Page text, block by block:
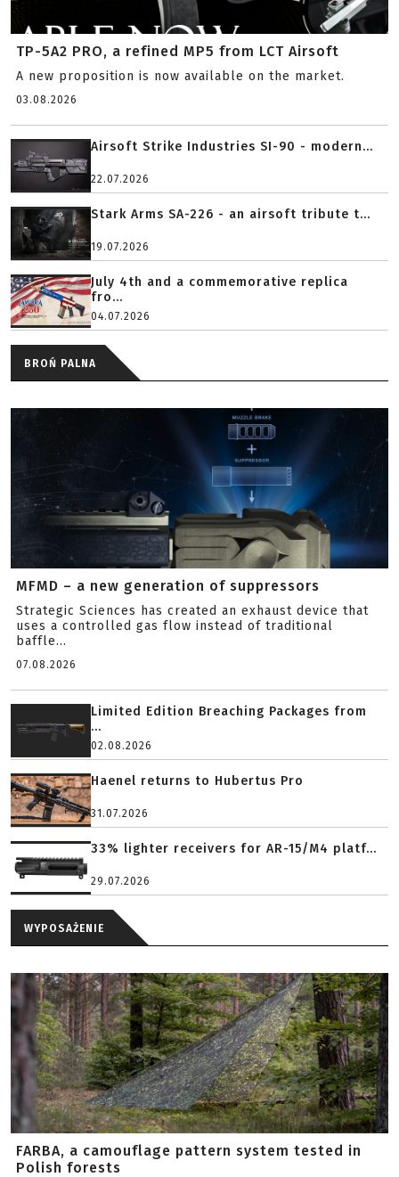
TP-5A2 PRO, a refined MP5 from LCT Airsoft
A new proposition is now available on the market.
03.08.2026
Airsoft Strike Industries SI-90 - modern...
22.07.2026
Stark Arms SA-226 - an airsoft tribute t...
19.07.2026
July 4th and a commemorative replica
fro...
04.07.2026
BROŃ PALNA
MFMD – a new generation of suppressors
Strategic Sciences has created an exhaust device that
uses a controlled gas flow instead of traditional
baffle...
07.08.2026
Limited Edition Breaching Packages from
...
02.08.2026
Haenel returns to Hubertus Pro
31.07.2026
33% lighter receivers for AR-15/M4 platf...
29.07.2026
WYPOSAŻENIE
FARBA, a camouflage pattern system tested in
Polish forests